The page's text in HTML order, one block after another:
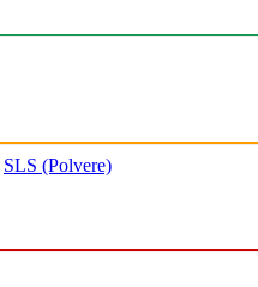
SLS (Polvere)